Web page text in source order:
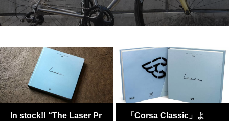
In stock!! “The Laser Pr
「Corsa Classic」よ